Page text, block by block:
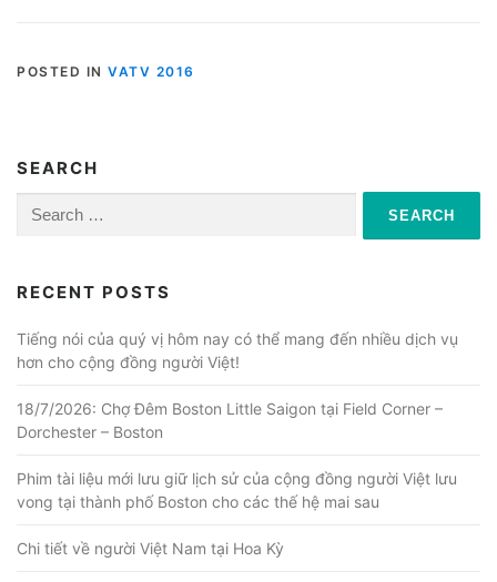
POSTED IN VATV 2016
SEARCH
for:
RECENT POSTS
Tiếng nói của quý vị hôm nay có thể mang đến nhiều dịch vụ
hơn cho cộng đồng người Việt!
18/7/2026: Chợ Đêm Boston Little Saigon tại Field Corner –
Dorchester – Boston
Phim tài liệu mới lưu giữ lịch sử của cộng đồng người Việt lưu
vong tại thành phố Boston cho các thế hệ mai sau
Chi tiết về người Việt Nam tại Hoa Kỳ